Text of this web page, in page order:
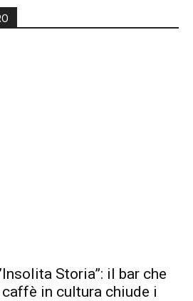
Storia”: il bar che
in cultura chiude i